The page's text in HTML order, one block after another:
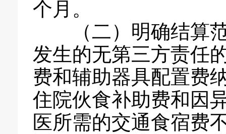
个月。
（二）明确结算范
发生的无第三方责任
费和辅助器具配置费
住院伙食补助费和因
医所需的交通食宿费